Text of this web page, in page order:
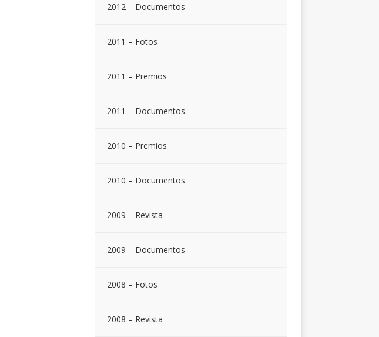
2012 – Documentos
2011 – Fotos
2011 – Premios
2011 – Documentos
2010 – Premios
2010 – Documentos
2009 – Revista
2009 – Documentos
2008 – Fotos
2008 – Revista